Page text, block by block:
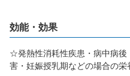
効能・効果
☆発熱性消耗性疾患・病中病後
害・妊娠授乳期などの場合